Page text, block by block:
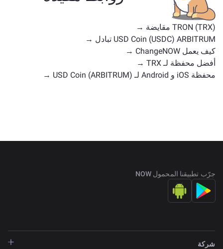
TRON (TRX) مقايضة →
USD Coin (USDC) ARBITRUM تبادل →
كيف يعمل ChangeNOW →
أفضل محفظة لـ TRX →
محفظة iOS و Android لـ USD Coin (ARBITRUM) →
جرّب تطبيقنا المحمول NOW
شركة